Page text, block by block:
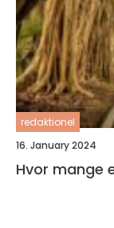
redaktionel
16. January 2024
Hvor mange